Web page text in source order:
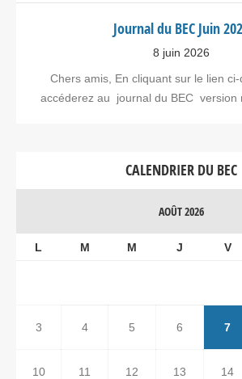
Journal du BEC Juin
8 juin 2026
Chers amis, En cliquant sur le lien
accéderez au journal du BEC version
CALENDRIER DU BEC
AOÛT 2026
L M M J V
3 4 5 6 7
10 11 12 13 14